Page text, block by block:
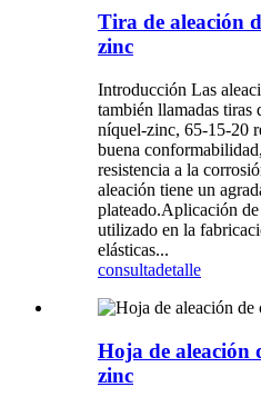
Tira de aleación
zinc
Introducción Las
también llamadas tiras
níquel-zinc, 65-15-20
buena
resistencia a la
aleación tiene un
plateado.Aplicación
utilizado en la
elásticas...
consultadetalle
Hoja de aleación
zinc